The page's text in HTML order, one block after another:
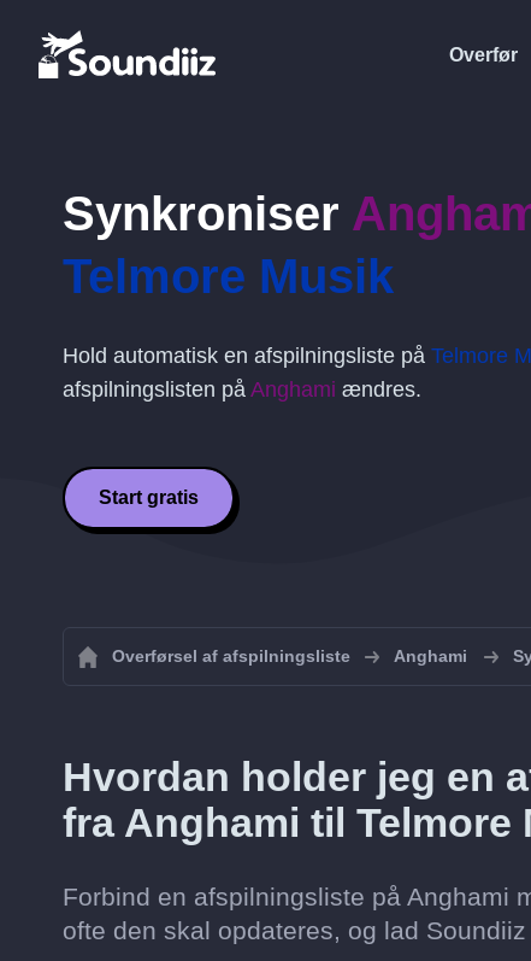
Overfør
Synkroniser
Telmore Musik
Hold automatisk en afspilningsliste på Telmore
afspilningslisten på Anghami ændres.
Start gratis
Overførsel af afspilningsliste Anghami
Hvordan holder jeg en
fra Anghami til Telmore
Forbind en afspilningsliste på Anghami
ofte den skal opdateres, og lad